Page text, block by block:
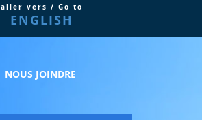
aller vers / Go to
ENGLISH
NOUS JOINDRE